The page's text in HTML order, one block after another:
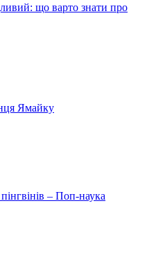
що варто знати про
Ямайку
– Поп-наука